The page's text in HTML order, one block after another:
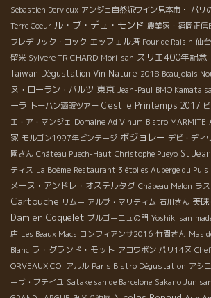
Sebastien Dervieux アンジェ自然派ワイン見本市・ パリ
Terre Coeur ル・ブ・デュ・モンド 農業家・福岡正信
フレデリック・ロック エッフェル塔 Pour de Raisin 仙台
留米 Sylvere TRICHARD Mori-san スリエ400年記念
Taiwan Dégustation Vin Nature 2018 Beaujolais
ヌ・ローラン・バルツ 東京 Jean-Paul BMO Kamata
ーラ トーハン酒販ツアー C'est le Printemps 2017
エ・ア・マンジェ Domaine Ad Vinum Bistro MARMITE
家 モルゴン1997年ビンテージ ボジョレー デビ・ディ
園さん Château Puech-Haut Christophe Pueyo St
ティス La Boème Restaurant 3 étoiles Auberge du Puis
メーヌ・アンドレ・オステルタグ Châpeau Melon ラ
Cartouche リムー アルプ・マリティム 石川さん 美味
Damien Coquelet ブルゴーニュの門 Yoshiki san
店 Les Beaux Macs コンフィアンサ2016 竹間さん Mas
Blanc ラ・グランド・モット アコワボン パリ14区
ORVEAUX CO. アルル Paris Bistro Dégustation アシ
ーヴ・ブテイユ Satake san de Barcelone Sakano Jun san